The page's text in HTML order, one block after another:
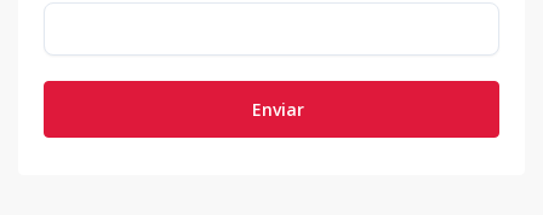
Enviar